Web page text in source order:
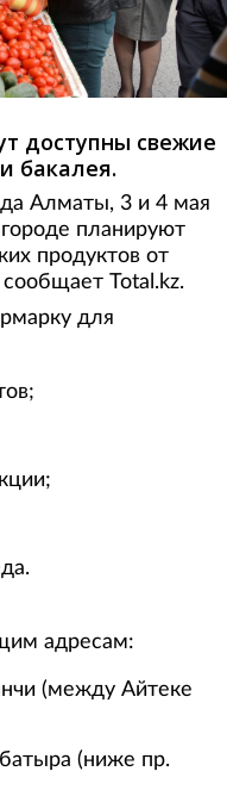
доступны свежие
бакалея.
Алматы, 3 и 4 мая
планируют
продуктов от
Total.kz.
для
адресам:
(между Айтеке
(ниже пр.